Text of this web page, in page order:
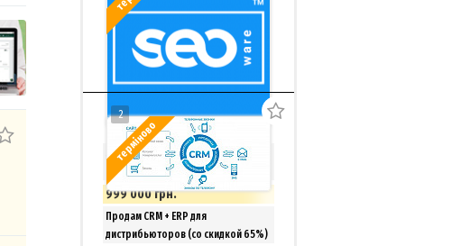
2
SEO-биржа, магазин фриланс услуг
+ ТМ Seoware
999 000 грн.
Київ
терміново
Продам CRM + ERP для
дистрибьюторов (со скидкой 65%)